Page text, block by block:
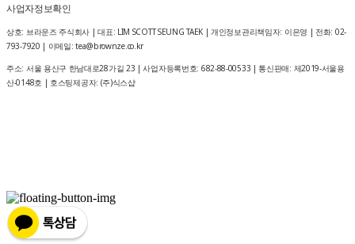
사업자정보확인
상호: 브라운즈 주식회사 | 대표: LIM SCOTT SEUNG TAEK | 개인정보관리책임자: 이은영 | 전화: 02-
793-7920 | 이메일: tea@brownze.co.kr
주소: 서울 용산구 한남대로28가길 23 | 사업자등록번호: 682-88-00533 | 통신판매: 제2019-서울용
산-0148호 | 호스팅제공자: (주)식스샵